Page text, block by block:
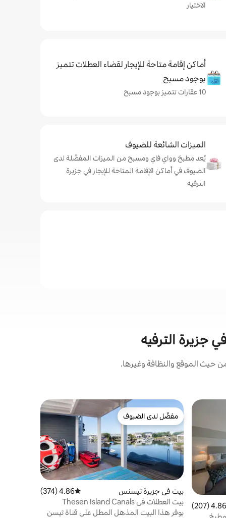
الاختيار
أماكن إقامة متاحة للإيجار لقضاء العطلات تتميز
بوجود مسبح
10 عقارات تتميز بوجود مسبح
الميزات الشائعة للضيوف
يُعد مطبخ وواي فاي ومسبح من الميزات المفضّلة لدى
الضيوف في أماكن الإقامة المتاحة للإيجار في جزيرة
الترفيه
جزيرة الترفيه
حيث الموقع والنظافة وغيرها.
4.86 من 5، 207 مراجعات4.86 (207)
مفضّل لدى الضيوف
مفضّل لدى الضيوف
بيت في جزيرة ثيسنس متوسط التقييم 4.86 من 5، 374 مراجعات
4.86 (374)
بيت العطلات في Thesen Island Canals
Knysna
يوفر هذا البيت المذهل المطل على قناة ثيسن